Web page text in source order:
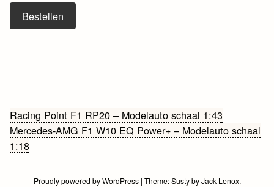
Bestellen
Bericht
navigatie
Racing Point F1 RP20 – Modelauto schaal 1:43
Mercedes-AMG F1 W10 EQ Power+ – Modelauto schaal
1:18
Proudly powered by WordPress | Theme:SustybyJack Lenox.